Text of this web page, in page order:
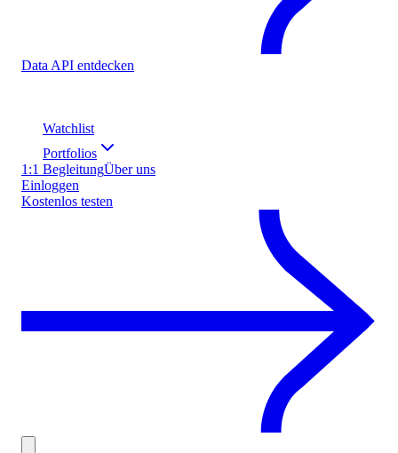
Data API entdecken
Watchlist
Portfolios
1:1 BegleitungÜber uns
Einloggen
Kostenlos testen